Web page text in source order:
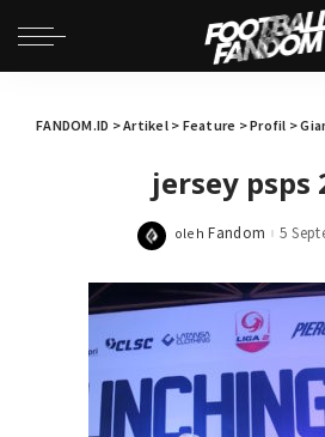
FANDOM.ID >Artikel> Feature >Profil >
jersey psps
Posted
oleh Fandom 5